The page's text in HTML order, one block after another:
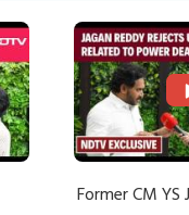
Former CM YS